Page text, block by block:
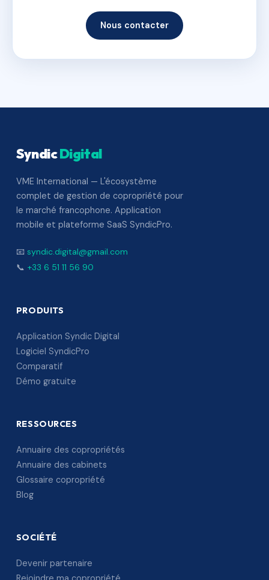
Nous contacter
SyndicDigital
VME International — L'écosystème
complet de gestion de copropriété pour
le marché francophone. Application
mobile et plateforme SaaS SyndicPro.
📧 syndic.digital@gmail.com
📞 +33 6 51 11 56 90
PRODUITS
Application Syndic Digital
Logiciel SyndicPro
Comparatif
Démo gratuite
RESSOURCES
Annuaire des copropriétés
Annuaire des cabinets
Glossaire copropriété
Blog
SOCIÉTÉ
Devenir partenaire